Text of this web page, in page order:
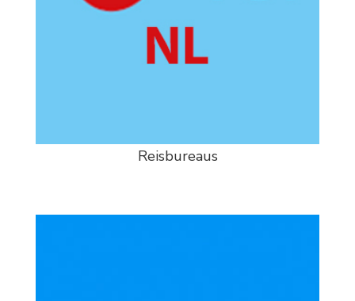
Reisbureaus